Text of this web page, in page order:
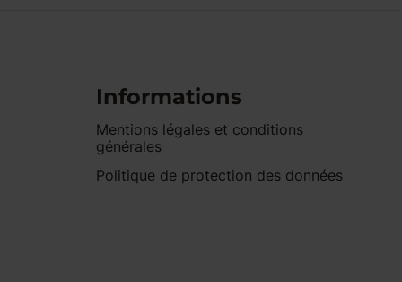
Informations
Mentions légales et conditions
générales
Politique de protection des données